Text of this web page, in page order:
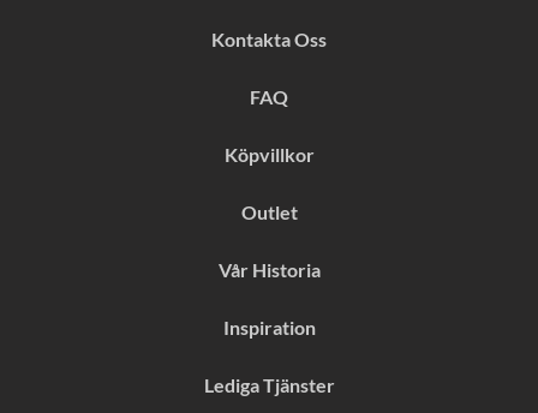
Kontakta Oss
FAQ
Köpvillkor
Outlet
Vår Historia
Inspiration
Lediga Tjänster
b
o
g
a
m